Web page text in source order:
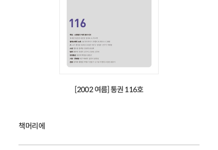
[2002 여름] 통권 116호
책머리에